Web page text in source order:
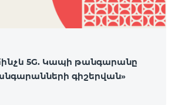
5G. Կապի թանգարանը
գիշերվան»